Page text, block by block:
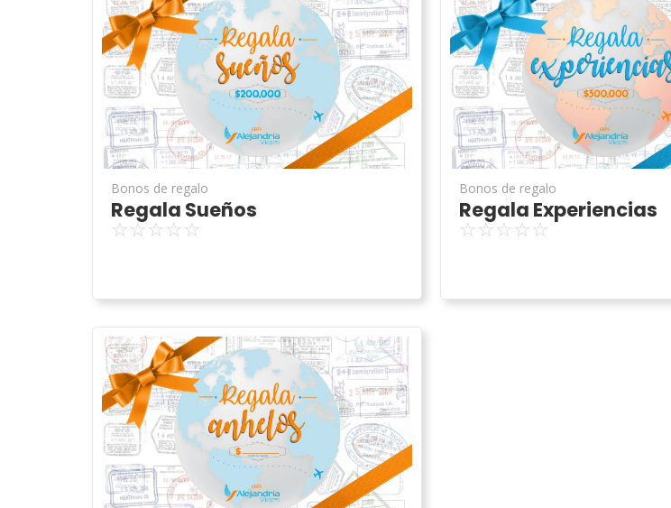
Bonos de regalo
Regala Sueños
☆☆☆☆☆
Bonos de regalo
Regala Experiencias
☆☆☆☆☆